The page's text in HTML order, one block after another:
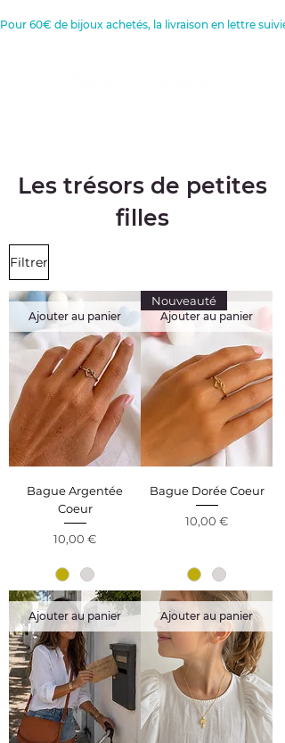
Pour 60€ de bijoux achetés, la livraison en lettre
Les trésors de petites
filles
Filtrer
Ajouter au panier
Bague Argentée
Coeur
Prix
10,00 €
Ajouter au panier
Nouveauté
Bague Dorée Coeur
Prix
10,00 €
Ajouter au panier Ajouter au panier